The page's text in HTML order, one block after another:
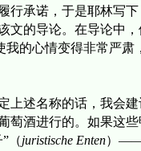
行承诺，于是耶林写下
文的导论。在导论中，
我的心情变得非常严
上述名称的话，我会建
萄酒进行的。如果这
（juristische Enten）